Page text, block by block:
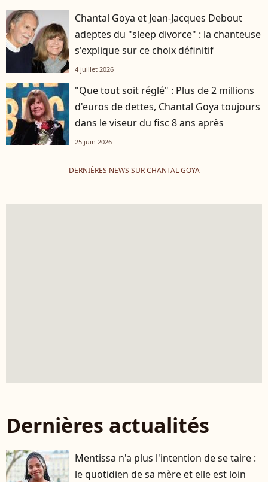
Chantal Goya et Jean-Jacques Debout
adeptes du "sleep divorce" : la chanteuse
s'explique sur ce choix définitif
4 juillet 2026
"Que tout soit réglé" : Plus de 2 millions
d'euros de dettes, Chantal Goya toujours
dans le viseur du fisc 8 ans après
25 juin 2026
DERNIÈRES NEWS SUR CHANTAL GOYA
Dernières actualités
Mentissa n'a plus l'intention de se taire :
le quotidien de sa mère et elle est loin